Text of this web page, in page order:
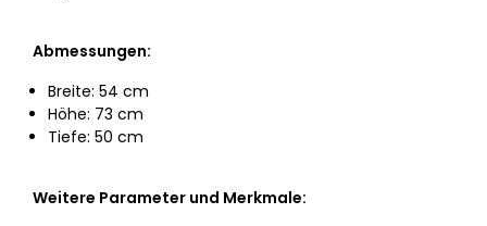
Abmessungen:
Breite: 54 cm
Höhe: 73 cm
Tiefe: 50 cm
Weitere Parameter und Merkmale: